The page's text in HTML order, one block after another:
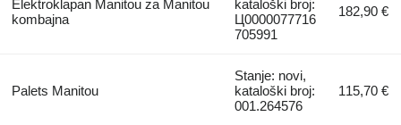
Elektroklapan Manitou za Manitou
kombajna
kataloški broj:
Ц0000077716
705991
182,90 €
Palets Manitou
Stanje: novi,
kataloški broj:
001.264576
115,70 €